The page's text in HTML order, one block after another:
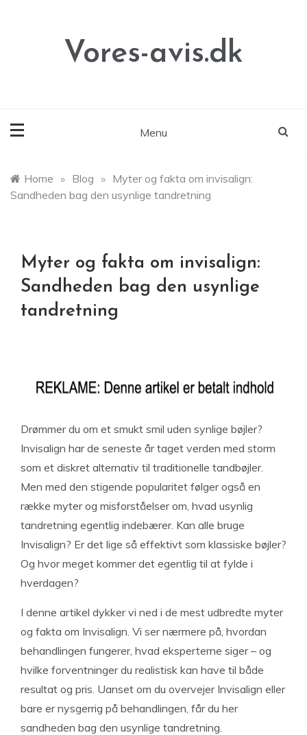
Vores-avis.dk
Menu
Home » Blog » Myter og fakta om invisalign:
Sandheden bag den usynlige tandretning
Myter og fakta om invisalign:
Sandheden bag den usynlige
tandretning
Drømmer du om et smukt smil uden synlige bøjler?
Invisalign har de seneste år taget verden med storm
som et diskret alternativ til traditionelle tandbøjler.
Men med den stigende popularitet følger også en
række myter og misforståelser om, hvad usynlig
tandretning egentlig indebærer. Kan alle bruge
Invisalign? Er det lige så effektivt som klassiske bøjler?
Og hvor meget kommer det egentlig til at fylde i
hverdagen?
I denne artikel dykker vi ned i de mest udbredte myter
og fakta om Invisalign. Vi ser nærmere på, hvordan
behandlingen fungerer, hvad eksperterne siger – og
hvilke forventninger du realistisk kan have til både
resultat og pris. Uanset om du overvejer Invisalign eller
bare er nysgerrig på behandlingen, får du her
sandheden bag den usynlige tandretning.